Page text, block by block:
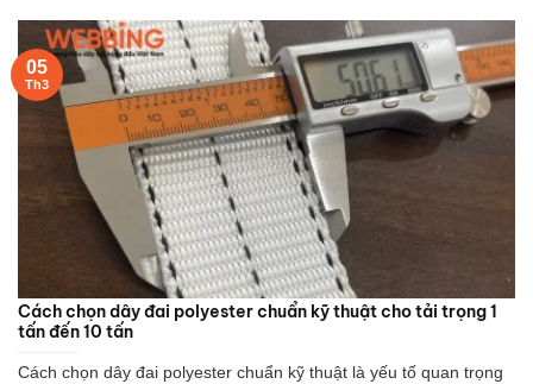
Cách chọn dây đai polyester chuẩn kỹ thuật cho tải trọng 1
tấn đến 10 tấn
Cách chọn dây đai polyester chuẩn kỹ thuật là yếu tố quan trọng
05
Th3